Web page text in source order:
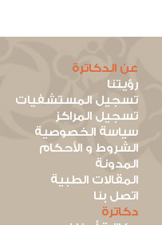
عن الدكاترة
رؤيتنا
تسجيل المستشفيات
تسجيل المراكز
سياسة الخصوصية
الشروط و الأحكام
المدونة
المقالات الطبية
اتصل بنا
دكاترة